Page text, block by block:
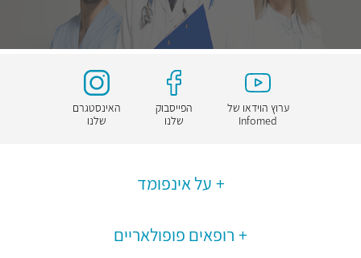
ערוץ הוידאו של
Infomed
הפייסבוק
שלנו
האינסטגרם
שלנו
על אינפומד
רופאים פופולאריים